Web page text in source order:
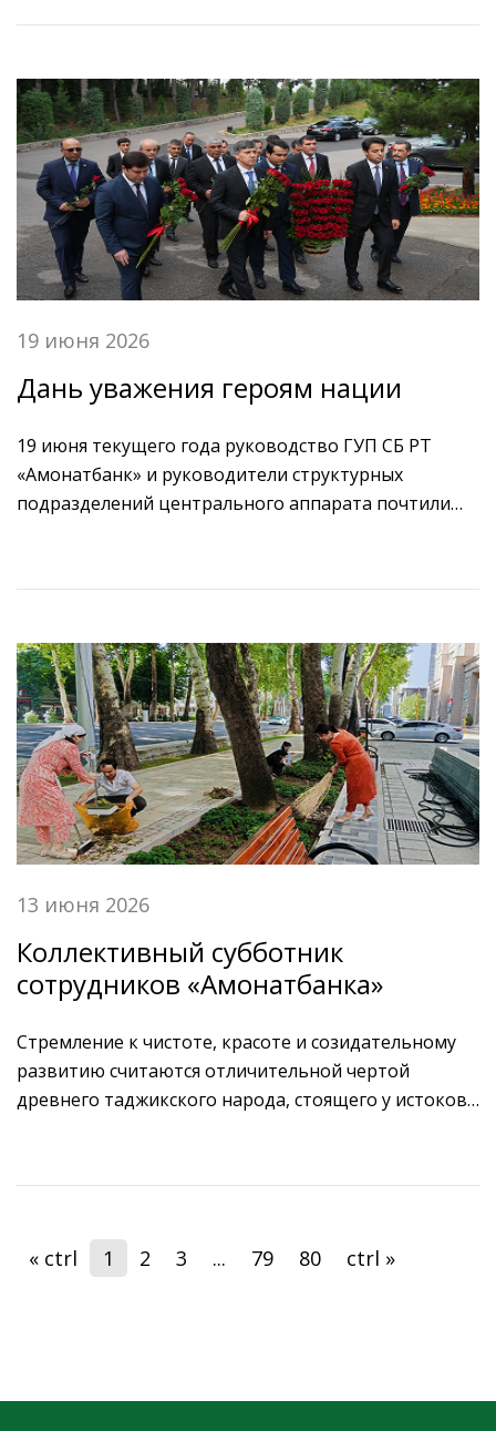
участие первый заместитель председателя
председателя правления Ризвонзода Ф.З. и
Сафарзода Р.С., председатель Исполнительного
комитета Движения национального единства и
возрождения Таджикистана Рудобаи Мукаррам, а
также большая часть сотрудников
банка.
19 июня 2026
Дань уважения героям нации
19 июня текущего года руководство ГУП СБ РТ
«Амонатбанк» и руководители структурных
подразделений центрального аппарата почтили
также выдающегося таджикского просветителя
кладбище Лучоб в Душанбе.
13 июня 2026
Коллективный субботник
сотрудников «Амонатбанка»
Стремление к чистоте, красоте и созидательному
развитию считаются отличительной чертой
древнего таджикского народа, стоящего у истоков
и прилегающих к месту работы территорий,
проведён субботник.
« ctrl 1 2 3 ... 79 80 ctrl »